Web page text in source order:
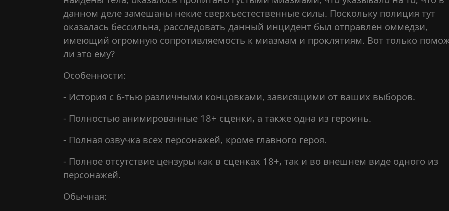
данном деле замешаны некие сверхъестественные силы. Поскольку полиция тут
оказалась бессильна, расследовать данный инцидент был отправлен оммёдзи,
имеющий огромную сопротивляемость к миазмам и проклятиям. Вот только
ли это ему?
Особенности:
- История с 6-тью различными концовками, зависящими от ваших выборов.
- Полностью анимированные 18+ сценки, а также одна из героинь.
- Полная озвучка всех персонажей, кроме главного героя.
- Полное отсутствие цензуры как в сценках 18+, так и во внешнем виде одного из
персонажей.
Обычная: